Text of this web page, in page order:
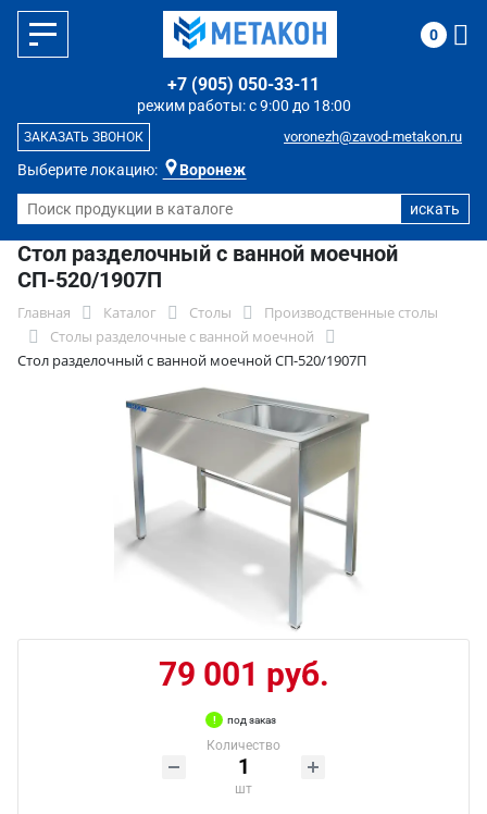
Выберите локацию: Воронеж
режим работы: с 9:00 до 18:00
+7 (905) 050-33-11
voronezh@zavod-metakon.ru
ЗАКАЗАТЬ ЗВОНОК
0
Стол разделочный с ванной моечной
СП-520/1907П
Главная Каталог Столы
Производственные столы
Столы разделочные с ванной моечной
Стол разделочный с ванной моечной СП-520/1907П
79 001 руб.
под заказ
Количество
шт